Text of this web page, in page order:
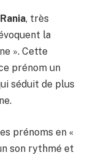
Rania, très
la
». Cette
prénom un
séduit de plus
prénoms en «
son rythmé et